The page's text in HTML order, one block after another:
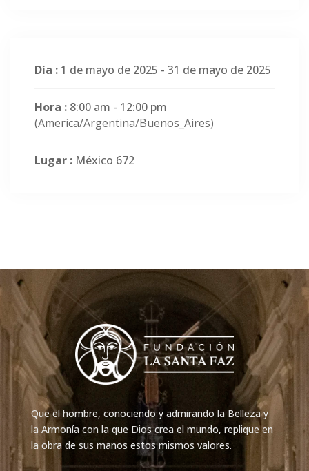
Día : 1 de mayo de 2025 - 31 de mayo de 2025
Hora : 8:00 am - 12:00 pm
(America/Argentina/Buenos_Aires)
Lugar : México 672
Que el hombre, conociendo y admirando la Belleza y
la Armonía con la que Dios crea el mundo, replique en
la obra de sus manos estos mismos valores.